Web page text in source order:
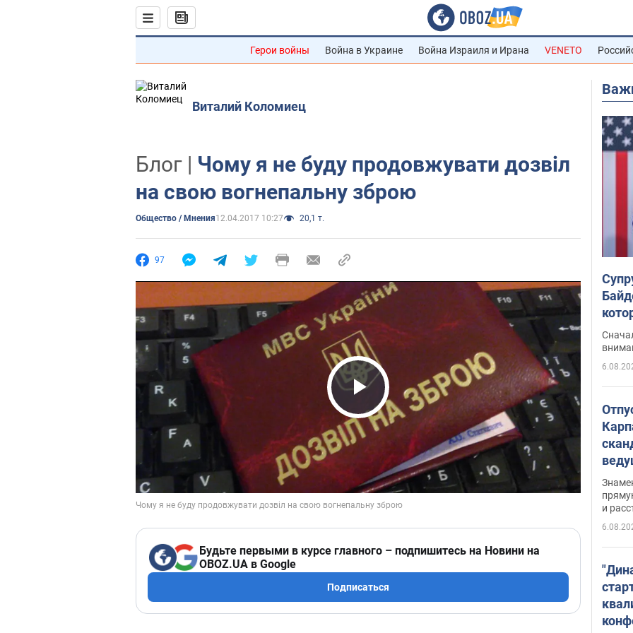
Герои войны Война в Украине Война Израиля и Ирана VENETO
Виталий Коломиец
Блог | Чому я не буду продовжувати дозвіл
на свою вогнепальну зброю
Общество / Мнения12.04.2017 10:27 20,1 т.
97
Play Video
Будьте первыми в курсе главного – подпишитесь на Новини на
OBOZ.UA в Google
Подписаться
и